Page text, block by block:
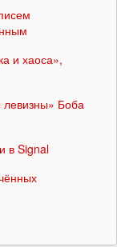
и хаоса»,
левизны» Боба
в Signal